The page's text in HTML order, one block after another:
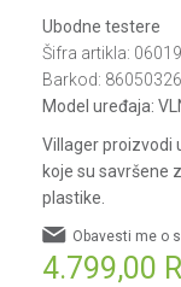
Ubodne testere
Šifra artikla:
Barkod:
Model uređaja:
Villager proizvodi
koje su savršene
plastike.
4.799,00
Obavesti me o